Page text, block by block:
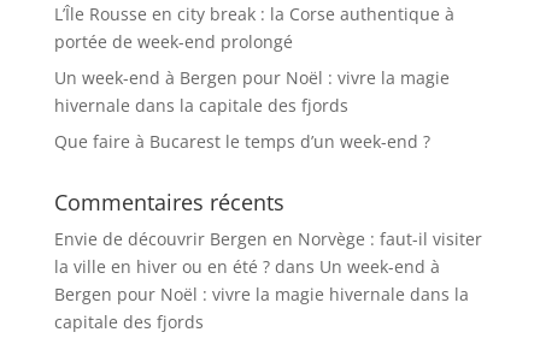
L’Île Rousse en city break : la Corse authentique à
portée de week-end prolongé
Un week-end à Bergen pour Noël : vivre la magie
hivernale dans la capitale des fjords
Que faire à Bucarest le temps d’un week-end ?
Commentaires récents
Envie de découvrir Bergen en Norvège : faut-il visiter
la ville en hiver ou en été ?dans Un week-end à
Bergen pour Noël : vivre la magie hivernale dans la
capitale des fjords